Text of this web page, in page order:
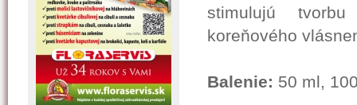
stimulujú
koreňového
Balenie: 50 ml,